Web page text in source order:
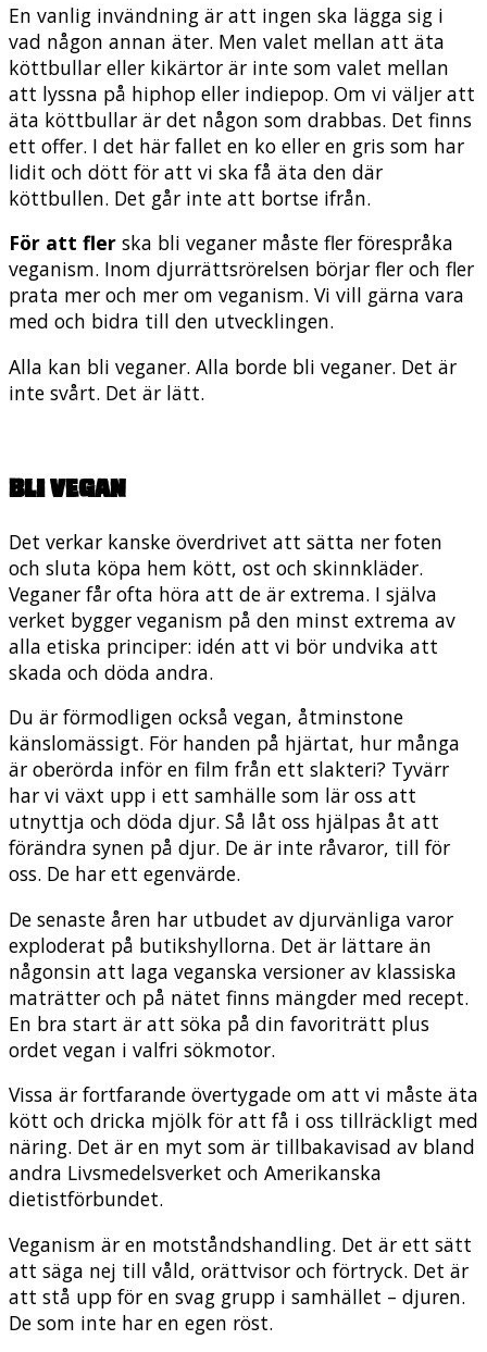
En vanlig invändning är att ingen ska lägga sig i
vad någon annan äter. Men valet mellan att äta
köttbullar eller kikärtor är inte som valet mellan
att lyssna på hiphop eller indiepop. Om vi väljer att
äta köttbullar är det någon som drabbas. Det finns
ett offer. I det här fallet en ko eller en gris som har
lidit och dött för att vi ska få äta den där
köttbullen. Det går inte att bortse ifrån.
För att fler ska bli veganer måste fler förespråka
veganism. Inom djurrättsrörelsen börjar fler och fler
prata mer och mer om veganism. Vi vill gärna vara
med och bidra till den utvecklingen.
Alla kan bli veganer. Alla borde bli veganer. Det är
inte svårt. Det är lätt.
Bli vegan
Det verkar kanske överdrivet att sätta ner foten
och sluta köpa hem kött, ost och skinnkläder.
Veganer får ofta höra att de är extrema. I själva
verket bygger veganism på den minst extrema av
alla etiska principer: idén att vi bör undvika att
skada och döda andra.
Du är förmodligen också vegan, åtminstone
känslomässigt. För handen på hjärtat, hur många
är oberörda inför en film från ett slakteri? Tyvärr
har vi växt upp i ett samhälle som lär oss att
utnyttja och döda djur. Så låt oss hjälpas åt att
förändra synen på djur. De är inte råvaror, till för
oss. De har ett egenvärde.
De senaste åren har utbudet av djurvänliga varor
exploderat på butikshyllorna. Det är lättare än
någonsin att laga veganska versioner av klassiska
maträtter och på nätet finns mängder med recept.
En bra start är att söka på din favoriträtt plus
ordet vegan i valfri sökmotor.
Vissa är fortfarande övertygade om att vi måste äta
kött och dricka mjölk för att få i oss tillräckligt med
näring. Det är en myt som är tillbakavisad av bland
andra Livsmedelsverket och Amerikanska
dietistförbundet.
Veganism är en motståndshandling. Det är ett sätt
att säga nej till våld, orättvisor och förtryck. Det är
att stå upp för en svag grupp i samhället – djuren.
De som inte har en egen röst.